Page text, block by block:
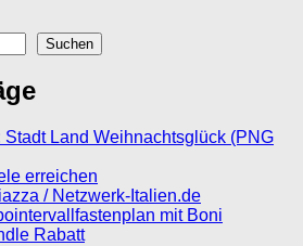
Suchen
Land Weihnachtsglück (PNG
erreichen
/ Netzwerk-Italien.de
mit Boni
Rabatt